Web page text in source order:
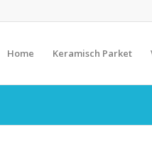
Home Keramisch Parket